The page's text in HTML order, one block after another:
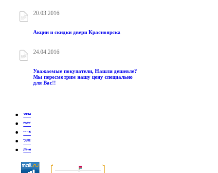
20.03.2016
Акции и скидки двери Красноярска
24.04.2016
Уважаемые покупатели, Нашли дешевле?
Мы пересмотрим нашу цену специально
для Вас!!